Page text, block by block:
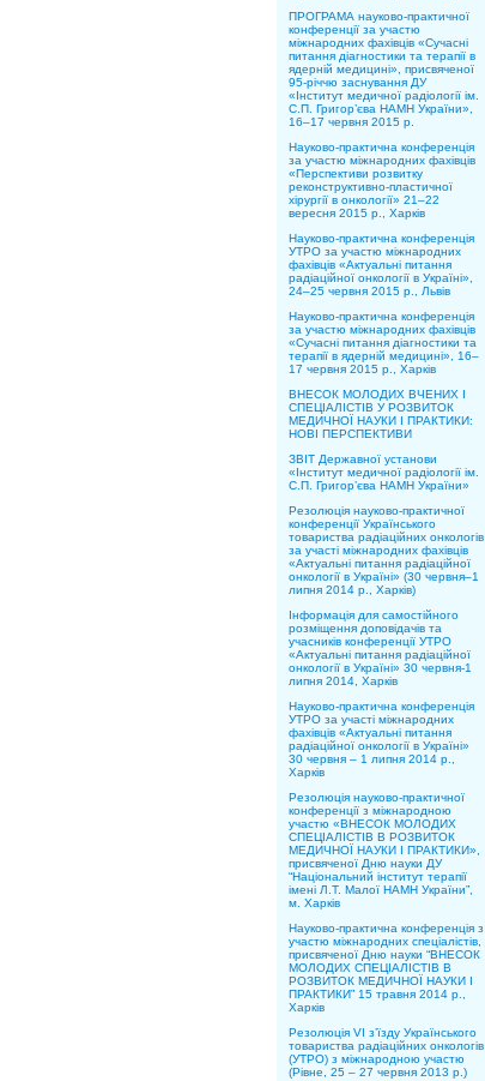
ПРОГРАМА науково-практичної
конференції за участю
міжнародних фахівців «Сучасні
питання діагностики та терапії в
ядерній медицині», присвяченої
95-річчю заснування ДУ
«Інститут медичної радіології ім.
С.П. Григор’єва НАМН України»,
16–17 червня 2015 р.
Науково-практична конференція
за участю міжнародних фахівців
«Перспективи розвитку
реконструктивно-пластичної
хірургії в онкології» 21–22
вересня 2015 р., Харків
Науково-практична конференція
УТРО за участю міжнародних
фахівців «Актуальні питання
радіаційної онкології в Україні»,
24–25 червня 2015 р., Львів
Науково-практична конференція
за участю міжнародних фахівців
«Сучасні питання діагностики та
терапії в ядерній медицині», 16–
17 червня 2015 р., Харків
ВНЕСОК МОЛОДИХ ВЧЕНИХ І
СПЕЦІАЛІСТІВ У РОЗВИТОК
МЕДИЧНОЇ НАУКИ І ПРАКТИКИ:
НОВІ ПЕРСПЕКТИВИ
ЗВІТ Державної установи
«Інститут медичної радіології ім.
С.П. Григор’єва НАМН України»
Резолюція науково-практичної
конференції Українського
товариства радіаційних онкологів
за участі міжнародних фахівців
«Актуальні питання радіаційної
онкології в Україні» (30 червня–1
липня 2014 р., Харків)
Інформація для самостійного
розміщення доповідачів та
учасників конференції УТРО
«Актуальні питання радіаційної
онкології в Україні» 30 червня-1
липня 2014, Харків
Науково-практична конференція
УТРО за участі міжнародних
фахівців «Актуальні питання
радіаційної онкології в Україні»
30 червня – 1 липня 2014 р.,
Харків
Резолюція науково-практичної
конференції з міжнародною
участю «ВНЕСОК МОЛОДИХ
СПЕЦІАЛІСТІВ В РОЗВИТОК
МЕДИЧНОЇ НАУКИ І ПРАКТИКИ»,
присвяченої Дню науки ДУ
“Національний інститут терапії
імені Л.Т. Малої НАМН України”,
м. Харків
Науково-практична конференція з
участю міжнародних спеціалістів,
присвяченої Дню науки “ВНЕСОК
МОЛОДИХ СПЕЦІАЛІСТІВ В
РОЗВИТОК МЕДИЧНОЇ НАУКИ І
ПРАКТИКИ” 15 травня 2014 р.,
Харків
Резолюція VI з’їзду Українського
товариства радіаційних онкологів
(УТРО) з міжнародною участю
(Рівне, 25 – 27 червня 2013 р.)